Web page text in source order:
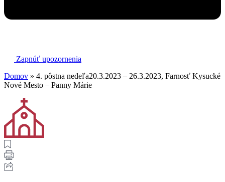
Zapnúť upozornenia
Domov » 4. pôstna nedeľa20.3.2023 – 26.3.2023, Farnosť Kysucké
Nové Mesto – Panny Márie